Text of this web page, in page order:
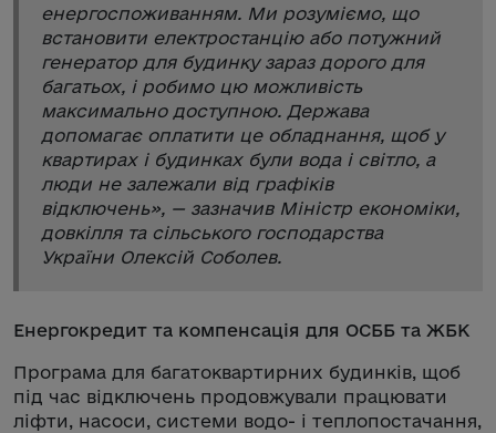
енергоспоживанням. Ми розуміємо, що
встановити електростанцію або потужний
генератор для будинку зараз дорого для
багатьох, і робимо цю можливість
максимально доступною. Держава
допомагає оплатити це обладнання, щоб у
квартирах і будинках були вода і світло, а
люди не залежали від графіків
відключень», — зазначив Міністр економіки,
довкілля та сільського господарства
України Олексій Соболев.
Енергокредит та компенсація для ОСББ та ЖБК
Програма для багатоквартирних будинків, щоб
під час відключень продовжували працювати
ліфти, насоси, системи водо- і теплопостачання,